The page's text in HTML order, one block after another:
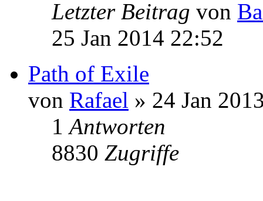
Letzter Beitrag von
25 Jan 2014 22:52
Path of Exile
von Rafael » 24 Jan
1Antworten
8830 Zugriffe